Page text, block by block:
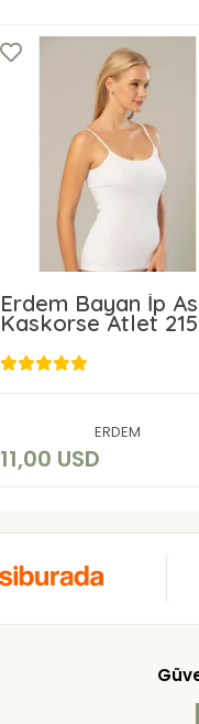
Erdem Bayan İp
Kaskorse Atlet
ERDEM
11,00 USD
Sepete Ekle